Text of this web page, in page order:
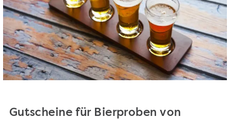
Gutscheine für Bierproben von